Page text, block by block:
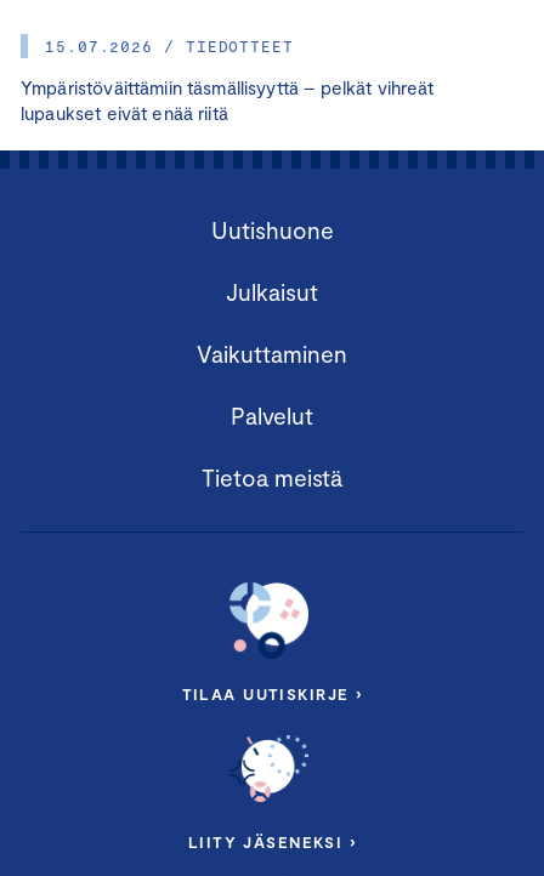
15.07.2026 / TIEDOTTEET
Ympäristöväittämiin täsmällisyyttä – pelkät vihreät
lupaukset eivät enää riitä
Uutishuone
Julkaisut
Vaikuttaminen
Palvelut
Tietoa meistä
TILAA UUTISKIRJE ›
LIITY JÄSENEKSI ›